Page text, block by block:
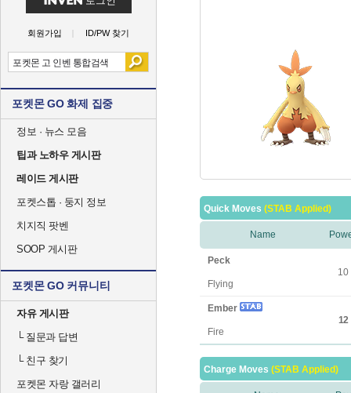
회원가입 ID/PW 찾기
포켓몬 GO 화제 집중
정보 · 뉴스 모음
팁과 노하우 게시판
레이드 게시판
포켓스톱 · 둥지 정보
치지직 팟벤
SOOP 게시판
포켓몬 GO 커뮤니티
자유 게시판
└질문과 답변
└친구 찾기
포켓몬 자랑 갤러리
Quick Moves (STAB Applied)
Name
Peck
Flying
10
Ember
Fire
12
Charge Moves (STAB Applied)